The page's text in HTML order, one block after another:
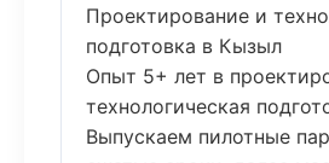
Проектирование и
подготовка в Кызыл
Опыт 5+ лет в
технологическая
Выпускаем пилотные